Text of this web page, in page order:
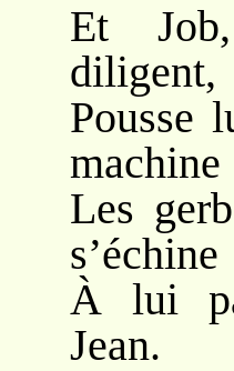
Et
diligent,
Pousse
machine
Les
s’échine
À lui
Jean.